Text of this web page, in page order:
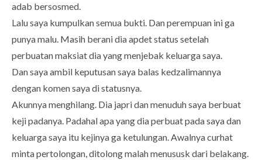
adab bersosmed.
Lalu saya kumpulkan semua bukti. Dan perempuan ini ga
punya malu. Masih berani dia apdet status setelah
perbuatan maksiat dia yang menjebak keluarga saya.
Dan saya ambil keputusan saya balas kedzalimannya
dengan komen saya di statusnya.
Akunnya menghilang. Dia japri dan menuduh saya berbuat
keji padanya. Padahal apa yang dia perbuat pada saya dan
keluarga saya itu kejinya ga ketulungan. Awalnya curhat
minta pertolongan, ditolong malah menususk dari belakang.